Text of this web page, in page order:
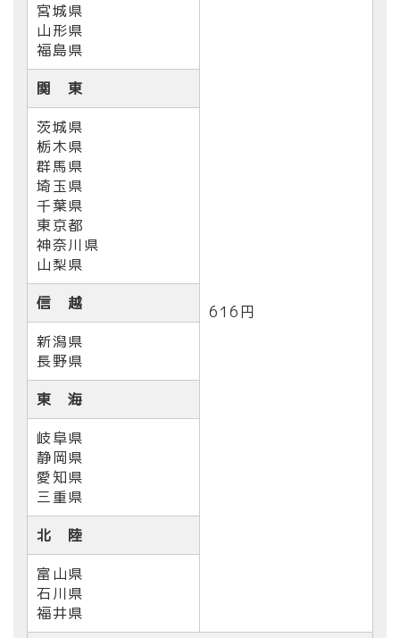
宮城県
山形県
福島県
616円
関 東
茨城県
栃木県
群馬県
埼玉県
千葉県
東京都
神奈川県
山梨県
信 越
新潟県
長野県
東 海
岐阜県
静岡県
愛知県
三重県
北 陸
富山県
石川県
福井県